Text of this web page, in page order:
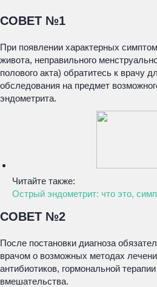
СОВЕТ №1
При появлении характерных
живота, неправильного
полового акта) обратитесь к врачу
обследования на предмет
эндометрита.
Читайте также:
Острый эндометрит: что это,
СОВЕТ №2
После постановки диагноза
врачом о возможных методах
антибиотиков, гормональной
вмешательства.